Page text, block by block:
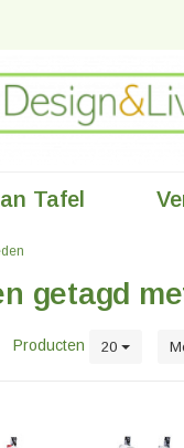
Tafel
getagd
Producten 20